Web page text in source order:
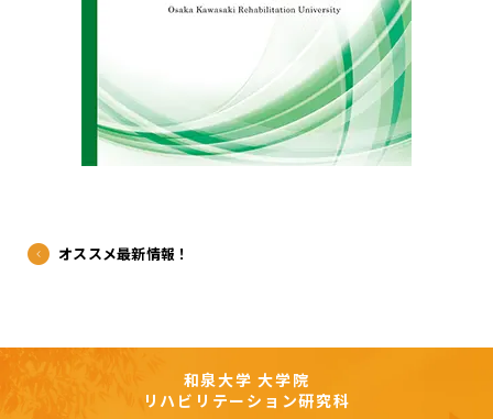
オススメ最新情報！
和泉大学 大学院
リハビリテーション研究科